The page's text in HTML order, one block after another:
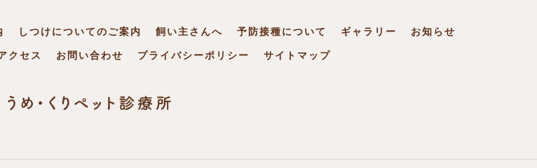
しつけについてのご案内 飼い主さんへ 予防接種について ギャラリー お知らせ
クセス お問い合わせ プライバシーポリシー サイトマップ